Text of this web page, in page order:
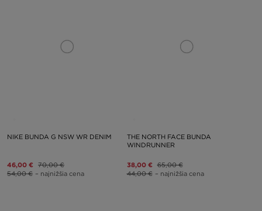
NIKE BUNDA G NSW WR DENIM
46,00 € 70,00 €
54,00 € – najnižšia cena
THE NORTH FACE BUNDA
WINDRUNNER
38,00 € 65,00 €
44,00 € – najnižšia cena